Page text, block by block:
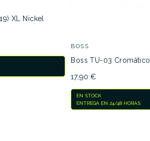
comparar
XL Nickel
BOSS
Boss TU-03 Cromático
17,90 €
EN STOCK
ENTREGA EN 24/48 HORAS